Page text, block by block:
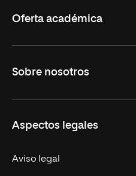
Oferta académica
Maestrías
Sobre nosotros
Trabaja en UNIR
Actualidad
Aspectos legales
Aviso legal